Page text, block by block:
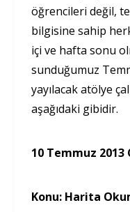
öğrencileri değil,
bilgisine sahip
içi ve hafta sonu
sunduğumuz
yayılacak atölye
aşağıdaki gibidir.
10 Temmuz 2013
Konu: Harita